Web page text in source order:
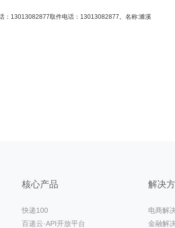
：13013082877取件电话：13013082877。名称:濉溪
核心产品
快递100
百递云·API开放平台
解决
电商解
金融解